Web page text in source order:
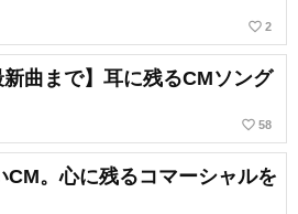
favorite_border 2
新曲まで】耳に残るCMソング
favorite_border 58
CM。心に残るコマーシャルを